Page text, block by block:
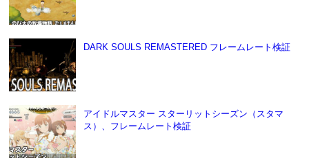
DARK SOULS REMASTERED フレームレート検証
アイドルマスター スターリットシーズン（スタマ
ス）、フレームレート検証